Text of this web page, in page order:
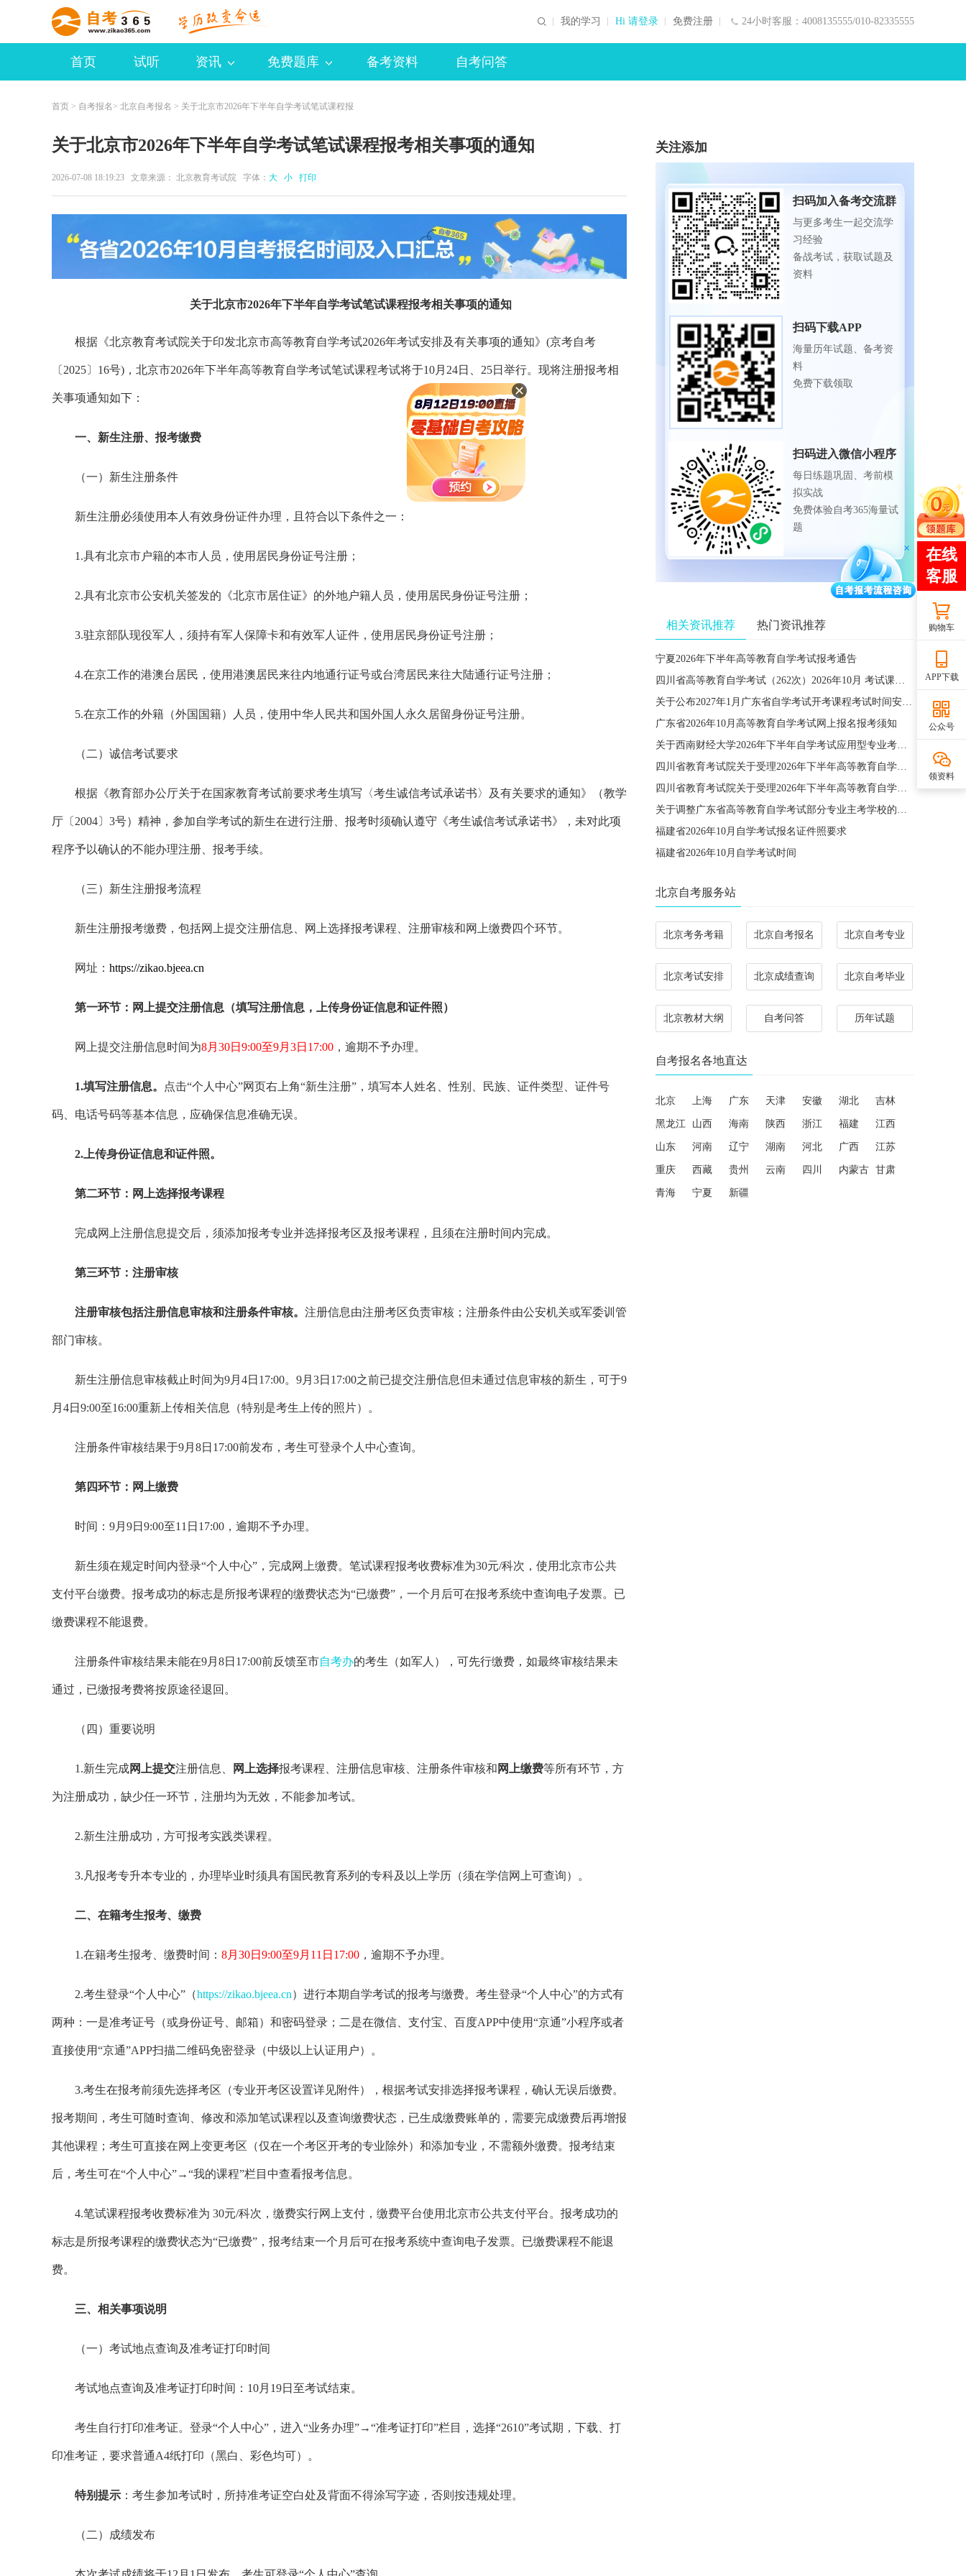
24小时客服：4008135555/010-82335555
我的学习 Hi 请登录 免费注册
首页 试听 资讯 免费题库 备考资料 自考问答
首页 > 自考报名 > 北京自考报名 > 关于北京市2026年下半年自学考试笔试课程报
关于北京市2026年下半年自学考试笔试课程报考相关事项的通知
2026-07-08 18:19:23 文章来源： 北京教育考试院 字体： 大 小 打印
关于北京市2026年下半年自学考试笔试课程报考相关事项的通知
根据《北京教育考试院关于印发北京市高等教育自学考试2026年考试安排及有关事项的通知》(京考自考
〔2025〕16号)，北京市2026年下半年高等教育自学考试笔试课程考试将于10月24日、25日举行。现将注册报考相
关事项通知如下：
一、新生注册、报考缴费
（一）新生注册条件
新生注册必须使用本人有效身份证件办理，且符合以下条件之一：
1.具有北京市户籍的本市人员，使用居民身份证号注册；
2.具有北京市公安机关签发的《北京市居住证》的外地户籍人员，使用居民身份证号注册；
3.驻京部队现役军人，须持有军人保障卡和有效军人证件，使用居民身份证号注册；
4.在京工作的港澳台居民，使用港澳居民来往内地通行证号或台湾居民来往大陆通行证号注册；
5.在京工作的外籍（外国国籍）人员，使用中华人民共和国外国人永久居留身份证号注册。
（二）诚信考试要求
根据《教育部办公厅关于在国家教育考试前要求考生填写〈考生诚信考试承诺书〉及有关要求的通知》（教学
厅〔2004〕3号）精神，参加自学考试的新生在进行注册、报考时须确认遵守《考生诚信考试承诺书》，未对此项
程序予以确认的不能办理注册、报考手续。
（三）新生注册报考流程
新生注册报考缴费，包括网上提交注册信息、网上选择报考课程、注册审核和网上缴费四个环节。
网址： https://zikao.bjeea.cn
第一环节：网上提交注册信息（填写注册信息，上传身份证信息和证件照）
网上提交注册信息时间为8月30日9:00至9月3日17:00 ，逾期不予办理。
1.填写注册信息。 点击“个人中心”网页右上角“新生注册”，填写本人姓名、性别、民族、证件类型、证件号
码、电话号码等基本信息，应确保信息准确无误。
2. 上传身份证信息和证件照。
第二环节：网上选择报考课程
完成网上注册信息提交后，须添加报考专业并选择报考区及报考课程，且须在注册时间内完成。
第三环节：注册审核
注册审核包括注册信息审核和注册条件审核。 注册信息由注册考区负责审核；注册条件由公安机关或军委训管
部门审核。
新生注册信息审核截止时间为9月4日17:00。9月3日17:00之前已提交注册信息但未通过信息审核的新生，可于9
月4日9:00至16:00重新上传相关信息（特别是考生上传的照片）。
注册条件审核结果于9月8日17:00前发布，考生可登录个人中心查询。
第四环节：网上缴费
时间：9月9日9:00至11日17:00，逾期不予办理。
新生须在规定时间内登录“个人中心”，完成网上缴费。笔试课程报考收费标准为30元/科次，使用北京市公共
支付平台缴费。报考成功的标志是所报考课程的缴费状态为“已缴费”，一个月后可在报考系统中查询电子发票。已
缴费课程不能退费。
注册条件审核结果未能在9月8日17:00前反馈至市自考办的考生（如军人），可先行缴费，如最终审核结果未
通过，已缴报考费将按原途径退回。
（四）重要说明
1.新生完成网上提交注册信息、 网上选择报考课程、注册信息审核、注册条件审核和 网上缴费等所有环节，方
为注册成功，缺少任一环节，注册均为无效，不能参加考试。
2.新生注册成功，方可报考实践类课程。
3.凡报考专升本专业的，办理毕业时须具有国民教育系列的专科及以上学历（须在学信网上可查询）。
二、在籍考生报考、缴费
1.在籍考生报考、缴费时间： 8月30日9:00至9月11日17:00 ，逾期不予办理。
2.考生登录“个人中心”（https://zikao.bjeea.cn）进行本期自学考试的报考与缴费。考生登录“个人中心”的方式有
两种：一是准考证号（或身份证号、邮箱）和密码登录；二是在微信、支付宝、百度APP中使用“京通”小程序或者
直接使用“京通”APP扫描二维码免密登录（中级以上认证用户）。
3.考生在报考前须先选择考区（专业开考区设置详见附件），根据考试安排选择报考课程，确认无误后缴费。
报考期间，考生可随时查询、修改和添加笔试课程以及查询缴费状态，已生成缴费账单的，需要完成缴费后再增报
其他课程；考生可直接在网上变更考区（仅在一个考区开考的专业除外）和添加专业，不需额外缴费。报考结束
后，考生可在“个人中心”→“我的课程”栏目中查看报考信息。
4.笔试课程报考收费标准为 30元/科次，缴费实行网上支付，缴费平台使用北京市公共支付平台。报考成功的
标志是所报考课程的缴费状态为“已缴费”，报考结束一个月后可在报考系统中查询电子发票。已缴费课程不能退
费。
三、相关事项说明
（一）考试地点查询及准考证打印时间
考试地点查询及准考证打印时间：10月19日至考试结束。
考生自行打印准考证。登录“个人中心”，进入“业务办理”→“准考证打印”栏目，选择“2610”考试期，下载、打
印准考证，要求普通A4纸打印（黑白、彩色均可）。
特别提示 ：考生参加考试时，所持准考证空白处及背面不得涂写字迹，否则按违规处理。
（二）成绩发布
关注添加
扫码加入备考交流群
与更多考生一起交流学
习经验
备战考试，获取试题及
资料
扫码下载APP
海量历年试题、备考资
料
免费下载领取
扫码进入微信小程序
每日练题巩固、考前模
拟实战
免费体验自考365海量试
题
相关资讯推荐 热门资讯推荐
宁夏2026年下半年高等教育自学考试报考通告
四川省高等教育自学考试（262次）2026年10月 考试课程简表
关于公布2027年1月广东省自学考试开考课程考试时间安排和使用教材的通知
广东省2026年10月高等教育自学考试网上报名报考须知
关于西南财经大学2026年下半年自学考试应用型专业考籍更改办理的通知
四川省教育考试院关于受理2026年下半年高等教育自学考试省际转考申请的通告
四川省教育考试院关于受理2026年下半年高等教育自学考试考籍更改申请的通告
关于调整广东省高等教育自学考试部分专业主考学校的通知
福建省2026年10月自学考试报名证件照要求
福建省2026年10月自学考试时间
北京自考服务站
北京考务考籍 北京自考报名 北京自考专业
北京考试安排 北京成绩查询 北京自考毕业
北京教材大纲 自考问答 历年试题
自考报名各地直达
北京 上海 广东 天津 安徽 湖北 吉林
黑龙江 山西 海南 陕西 浙江 福建 江西
山东 河南 辽宁 湖南 河北 广西 江苏
重庆 西藏 贵州 云南 四川 内蒙古 甘肃
青海 宁夏 新疆
购物车
APP下载
公众号
领资料